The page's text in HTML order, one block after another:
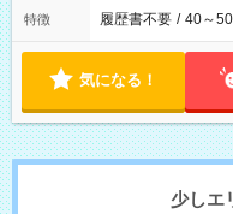
特徴 履歴書不要 / 40～
気になる！
少しエ